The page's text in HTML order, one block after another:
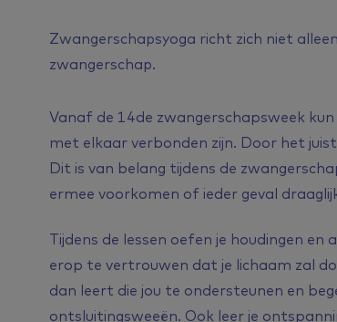
Zwangerschapsyoga richt zich niet
zwangerschap.
Vanaf de 14de zwangerschapsweek
met elkaar verbonden zijn. Door het
Dit is van belang tijdens de
ermee voorkomen of ieder geval
Tijdens de lessen oefen je houdingen
erop te vertrouwen dat je lichaam zal
dan leert die jou te ondersteunen en
ontsluitingsweeën. Ook leer je